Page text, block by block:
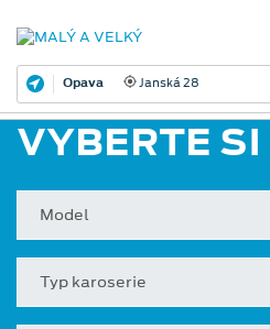
Opava Janská 28
VYBERTE
Model
Typ karoserie